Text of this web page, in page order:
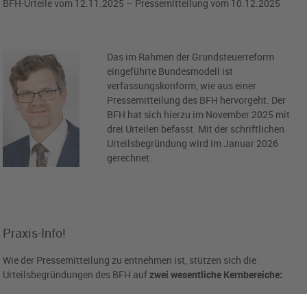
BFH-Urteile vom 12.11.2025 – Pressemitteilung vom 10.12.2025
Das im Rahmen der Grundsteuerreform
eingeführte Bundesmodell ist
verfassungskonform, wie aus einer
Pressemitteilung des BFH hervorgeht. Der
BFH hat sich hierzu im November 2025 mit
drei Urteilen befasst. Mit der schriftlichen
Urteilsbegründung wird im Januar 2026
gerechnet.
Praxis-Info!
Wie der Pressemitteilung zu entnehmen ist, stützen sich die
Urteilsbegründungen des BFH aufzwei wesentliche Kernbereiche: